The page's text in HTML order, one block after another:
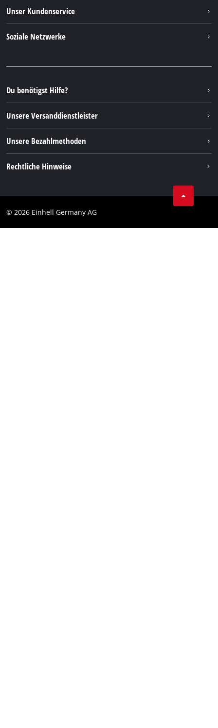
Nachhaltigkeit
Unser Kundenservice
FAQs
Rücksendungen / Widerruf
Verpackungsrichtlinien
Hinweise zur Batterieentsorgung
Vertrag widerrufen
Soziale Netzwerke
Instagram
TikTok
Pinterest
Linkedin
Du benötigst Hilfe?
Unsere Versanddienstleister
Unsere Bezahlmethoden
Rechtliche Hinweise
Impressum
© 2026 Einhell Germany AG